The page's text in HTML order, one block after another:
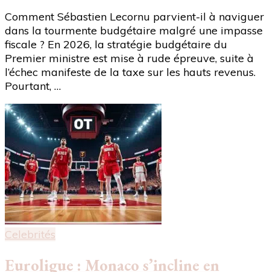
Comment Sébastien Lecornu parvient-il à naviguer
dans la tourmente budgétaire malgré une impasse
fiscale ? En 2026, la stratégie budgétaire du
Premier ministre est mise à rude épreuve, suite à
l’échec manifeste de la taxe sur les hauts revenus.
Pourtant, …
Celebrités
Euroligue : Monaco s’incline en